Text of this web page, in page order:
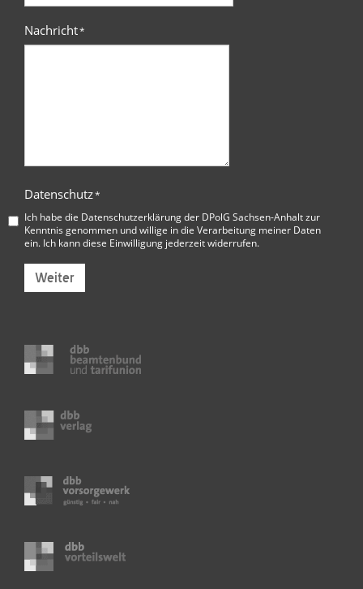
Nachricht*
Datenschutz*
Ich habe die Datenschutzerklärung der DPolG Sachsen-Anhaltzur
Kenntnis genommen und willige in die Verarbeitung meiner Daten
ein. Ich kann diese Einwilligung jederzeit widerrufen.
Weiter